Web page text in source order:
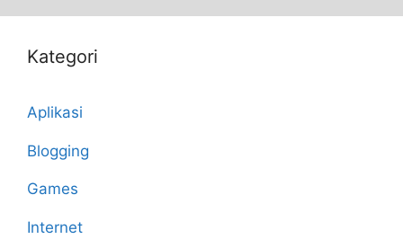
Kategori
Aplikasi
Blogging
Games
Internet